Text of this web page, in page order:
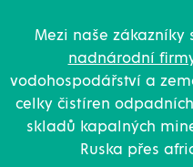
Mezi naše zákazníky
nadnárodní
vodohospodářství a
celkyčistíren
skladů kapalných
Ruska přes